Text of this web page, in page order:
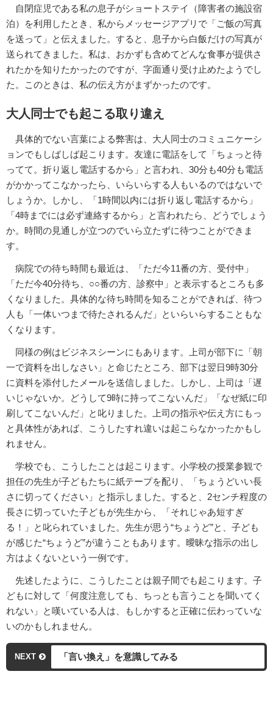
自閉症児である私の息子がショートステイ（障害者の施設宿
泊）を利用したとき、私からメッセージアプリで「ご飯の写真
を送って」と伝えました。すると、息子から白飯だけの写真が
送られてきました。私は、おかずも含めてどんな食事が提供さ
れたかを知りたかったのですが、字面通り受け止めたようでし
た。このときは、私の伝え方がまずかったのです。
大人同士でも起こる取り違え
具体的でない言葉による弊害は、大人同士のコミュニケーシ
ョンでもしばしば起こります。友達に電話をして「ちょっと待
ってて。折り返し電話するから」と言われ、30分も40分も電話
がかかってこなかったら、いらいらする人もいるのではないで
しょうか。しかし、「1時間以内には折り返し電話するから」
「4時までには必ず連絡するから」と言われたら、どうでしょう
か。時間の見通しが立つのでいら立たずに待つことができま
す。
病院での待ち時間も最近は、「ただ今11番の方、受付中」
「ただ今40分待ち、○○番の方、診察中」と表示するところも多
くなりました。具体的な待ち時間を知ることができれば、待つ
人も「一体いつまで待たされるんだ」といらいらすることもな
くなります。
同様の例はビジネスシーンにもあります。上司が部下に「朝
一で資料を出しなさい」と命じたところ、部下は翌日9時30分
に資料を添付したメールを送信しました。しかし、上司は「遅
いじゃないか。どうして9時に持ってこないんだ」「なぜ紙に印
刷してこないんだ」と叱りました。上司の指示や伝え方にもっ
と具体性があれば、こうしたすれ違いは起こらなかったかもし
れません。
学校でも、こうしたことは起こります。小学校の授業参観で
担任の先生が子どもたちに紙テープを配り、「ちょうどいい長
さに切ってください」と指示しました。すると、2センチ程度の
長さに切っていた子どもが先生から、「それじゃあ短すぎ
る！」と叱られていました。先生が思う“ちょうど”と、子ども
が感じた“ちょうど”が違うこともあります。曖昧な指示の出し
方はよくないという一例です。
先述したように、こうしたことは親子間でも起こります。子
どもに対して「何度注意しても、ちっとも言うことを聞いてく
れない」と嘆いている人は、もしかすると正確に伝わっていな
いのかもしれません。
NEXT 「言い換え」を意識してみる